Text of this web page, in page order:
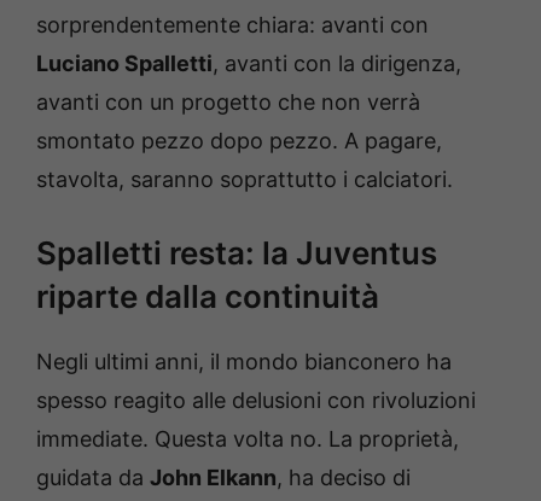
sorprendentemente chiara: avanti con
Luciano Spalletti, avanti con la dirigenza,
avanti con un progetto che non verrà
smontato pezzo dopo pezzo. A pagare,
stavolta, saranno soprattutto i calciatori.
Spalletti resta: la Juventus
riparte dalla continuità
Negli ultimi anni, il mondo bianconero ha
spesso reagito alle delusioni con rivoluzioni
immediate. Questa volta no. La proprietà,
guidata da John Elkann, ha deciso di